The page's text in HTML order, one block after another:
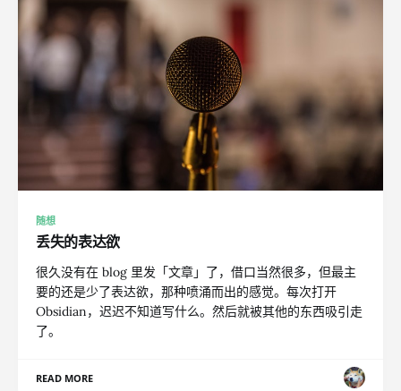
随想
丢失的表达欲
很久没有在 blog 里发「文章」了，借口当然很多，但最主
要的还是少了表达欲，那种喷涌而出的感觉。每次打开
Obsidian，迟迟不知道写什么。然后就被其他的东西吸引走
了。
READ MORE